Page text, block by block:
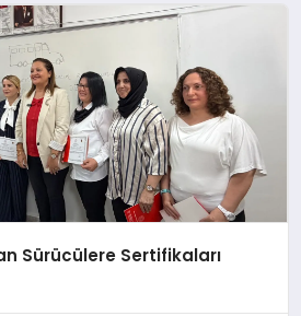
Sürücülere Sertifikaları